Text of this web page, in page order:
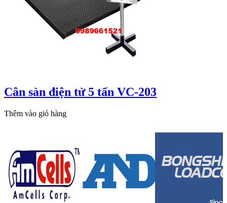
Cân sàn điện tử 5 tấn VC-203
Thêm vào giỏ hàng